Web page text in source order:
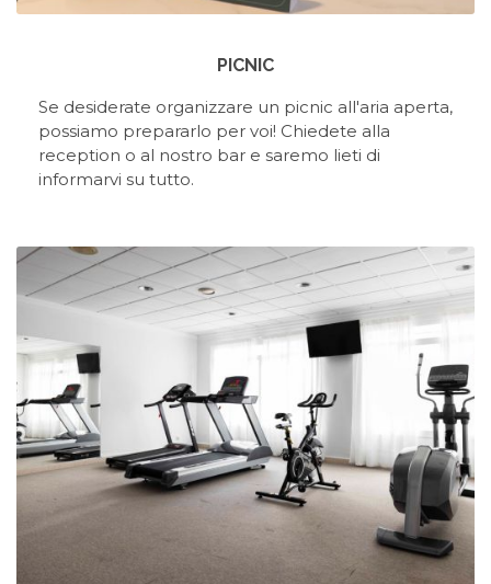
PICNIC
Se desiderate organizzare un picnic all'aria aperta,
possiamo prepararlo per voi! Chiedete alla
reception o al nostro bar e saremo lieti di
informarvi su tutto.